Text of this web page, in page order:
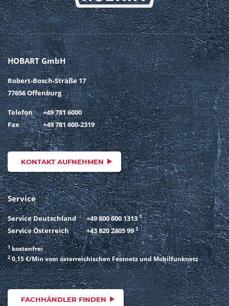
HOBART GmbH
Robert-Bosch-Straße 17
77656 Offenburg
Telefon
+49 781 6000
Fax
+49 781 600-2319
KONTAKT AUFNEHMEN
Service
Service Deutschland +49 800 600 1313 1
Service Österreich +43 820 2405 99 2
1kostenfrei
20,15 €/Min vom österreichischen Festnetz und Mobilfunknetz
FACHHÄNDLER FINDEN